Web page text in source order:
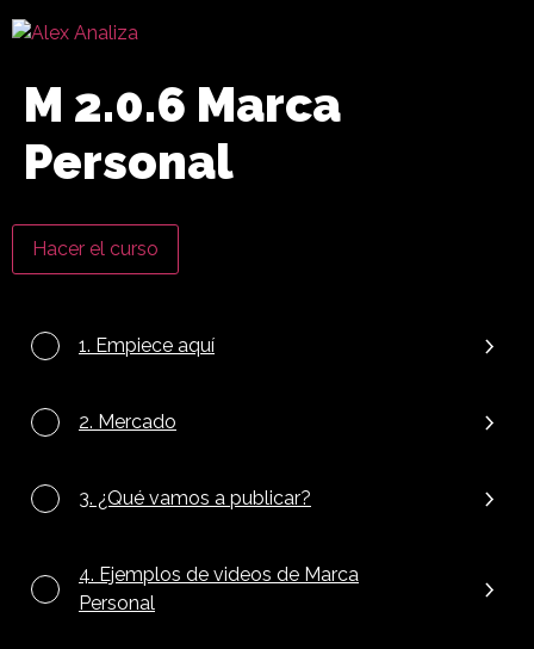
M 2.0.6 Marca
Personal
Hacer el curso
1. Empiece aquí
2. Mercado
3. ¿Qué vamos a publicar?
4. Ejemplos de videos de Marca
Personal